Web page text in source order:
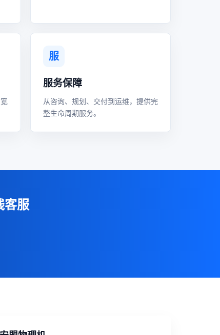
服
服务保障
从咨询、规划、交付到运维，提供完
整生命周期服务。
客服